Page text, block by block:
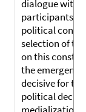
dialogue with
participants -
political
selection of
on this
the
decisive for
political